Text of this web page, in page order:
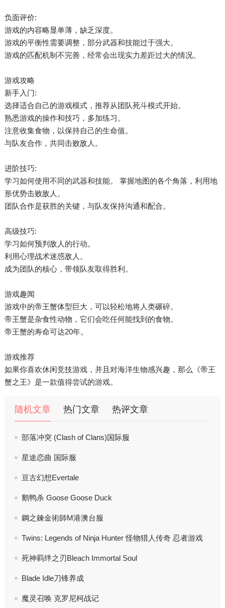
负面评价:
游戏的内容略显单薄，缺乏深度。
游戏的平衡性需要调整，部分武器和技能过于强大。
游戏的匹配机制不完善，经常会出现实力差距过大的情况。
游戏攻略
新手入门:
选择适合自己的游戏模式，推荐从团队死斗模式开始。
熟悉游戏的操作和技巧，多加练习。
注意收集食物，以保持自己的生命值。
与队友合作，共同击败敌人。
进阶技巧:
学习如何使用不同的武器和技能。 掌握地图的各个角落，利用地
形优势击败敌人。
团队合作是获胜的关键，与队友保持沟通和配合。
高级技巧:
学习如何预判敌人的行动。
利用心理战术迷惑敌人。
成为团队的核心，带领队友取得胜利。
游戏趣闻
游戏中的帝王蟹体型巨大，可以轻松地将人类碾碎。
帝王蟹是杂食性动物，它们会吃任何能找到的食物。
帝王蟹的寿命可达20年。
游戏推荐
如果你喜欢休闲竞技游戏，并且对海洋生物感兴趣，那么《帝王
蟹之王》是一款值得尝试的游戏。
随机文章 热门文章 热评文章
部落冲突 (Clash of Clans)国际服
星途恋曲 国际服
亘古幻想Evertale
鹅鸭杀 Goose Goose Duck
鋼之鍊金術師M港澳台服
Twins: Legends of Ninja Hunter 怪物猎人传奇 忍者游戏
死神羁绊之刃Bleach Immortal Soul
Blade Idle刀锋养成
魔灵召唤 克罗尼柯战记